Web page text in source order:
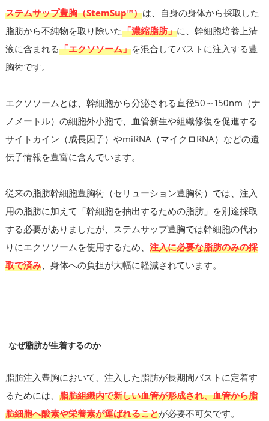
ステムサップ豊胸（StemSup™）は、自身の身体から採取した
脂肪から不純物を取り除いた「濃縮脂肪」に、幹細胞培養上清
液に含まれる「エクソソーム」を混合してバストに注入する豊
胸術です。
エクソソームとは、幹細胞から分泌される直径50～150nm（ナ
ノメートル）の細胞外小胞で、血管新生や組織修復を促進する
サイトカイン（成長因子）やmiRNA（マイクロRNA）などの遺
伝子情報を豊富に含んでいます。
従来の脂肪幹細胞豊胸術（セリューション豊胸術）では、注入
用の脂肪に加えて「幹細胞を抽出するための脂肪」を別途採取
する必要がありましたが、ステムサップ豊胸では幹細胞の代わ
りにエクソソームを使用するため、 注入に必要な脂肪のみの採
取で済み、身体への負担が大幅に軽減されています。
なぜ脂肪が生着するのか
脂肪注入豊胸において、注入した脂肪が長期間バストに定着す
るためには、 脂肪組織内で新しい血管が形成され、血管から脂
肪細胞へ酸素や栄養素が運ばれることが必要不可欠です。